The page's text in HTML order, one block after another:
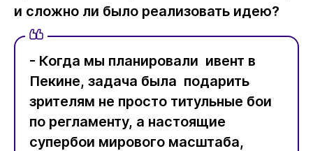
и сложно ли было реализовать идею?
- Когда мы планировали ивент в
Пекине, задача была подарить
зрителям не просто титульные бои
по регламенту, а настоящие
супербои мирового масштаба,